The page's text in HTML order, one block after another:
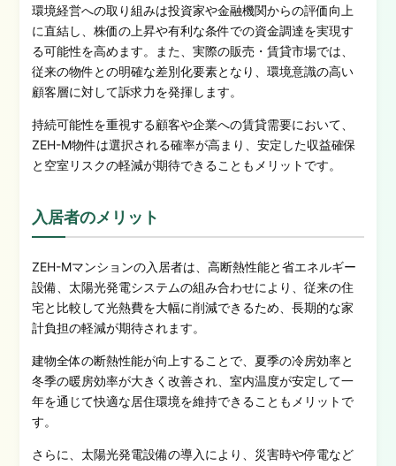
環境経営への取り組みは投資家や金融機関からの評価向上
に直結し、株価の上昇や有利な条件での資金調達を実現す
る可能性を高めます。また、実際の販売・賃貸市場では、
従来の物件との明確な差別化要素となり、環境意識の高い
顧客層に対して訴求力を発揮します。
持続可能性を重視する顧客や企業への賃貸需要において、
ZEH-M物件は選択される確率が高まり、安定した収益確保
と空室リスクの軽減が期待できることもメリットです。
入居者のメリット
ZEH-Mマンションの入居者は、高断熱性能と省エネルギー
設備、太陽光発電システムの組み合わせにより、従来の住
宅と比較して光熱費を大幅に削減できるため、長期的な家
計負担の軽減が期待されます。
建物全体の断熱性能が向上することで、夏季の冷房効率と
冬季の暖房効率が大きく改善され、室内温度が安定して一
年を通じて快適な居住環境を維持できることもメリットで
す。
さらに、太陽光発電設備の導入により、災害時や停電など